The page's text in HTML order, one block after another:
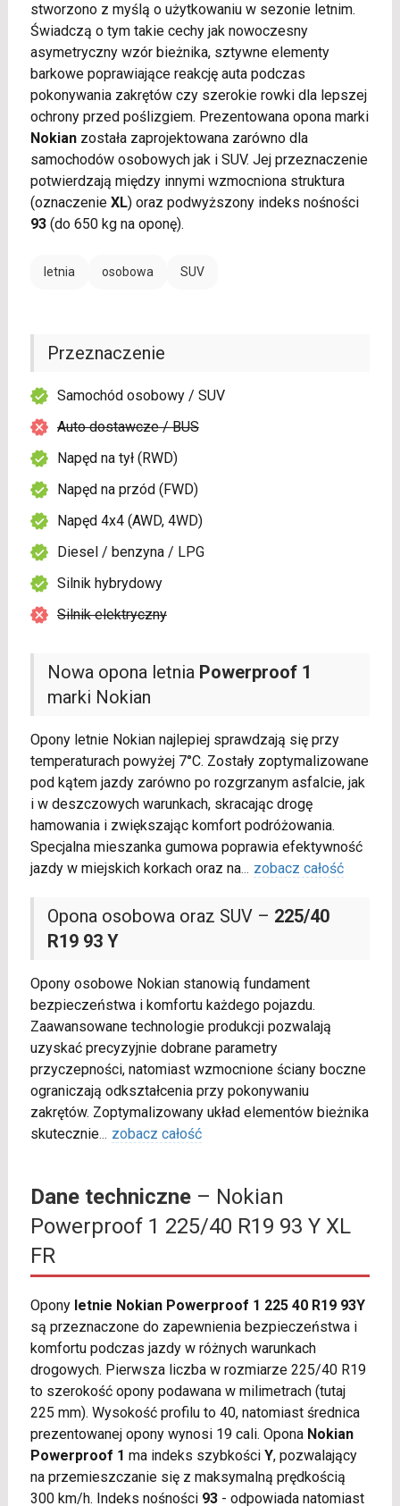
stworzono z myślą o użytkowaniu w sezonie letnim.
Świadczą o tym takie cechy jak nowoczesny
asymetryczny wzór bieżnika, sztywne elementy
barkowe poprawiające reakcję auta podczas
pokonywania zakrętów czy szerokie rowki dla lepszej
ochrony przed poślizgiem. Prezentowana opona marki
Nokianzostała zaprojektowana zarówno dla
samochodów osobowych jak i SUV. Jej przeznaczenie
potwierdzają między innymi wzmocniona struktura
(oznaczenie XL) oraz podwyższony indeks nośności
93(do 650 kg na oponę).
letnia osobowa SUV
Nowa opona letnia Powerproof 1
marki Nokian
Opony letnie Nokian najlepiej sprawdzają się przy
temperaturach powyżej 7°C. Zostały zoptymalizowane
pod kątem jazdy zarówno po rozgrzanym asfalcie, jak
i w deszczowych warunkach, skracając drogę
hamowania i zwiększając komfort podróżowania.
Specjalna mieszanka gumowa poprawia efektywność
jazdy w miejskich korkach oraz na... zobacz całość
Opona osobowa oraz SUV – 225/40
R19 93 Y
Opony osobowe Nokian stanowią fundament
bezpieczeństwa i komfortu każdego pojazdu.
Zaawansowane technologie produkcji pozwalają
uzyskać precyzyjnie dobrane parametry
przyczepności, natomiast wzmocnione ściany boczne
ograniczają odkształcenia przy pokonywaniu
zakrętów. Zoptymalizowany układ elementów bieżnika
skutecznie... zobacz całość
Przeznaczenie
Samochód osobowy / SUV
Auto dostawcze / BUS
Napęd na tył (RWD)
Napęd na przód (FWD)
Napęd 4x4 (AWD, 4WD)
Diesel / benzyna / LPG
Silnik hybrydowy
Silnik elektryczny
Dane techniczne– Nokian
Powerproof 1 225/40 R19 93 Y XL
FR
Opony letnie Nokian Powerproof 1 225 40 R19 93Y
są przeznaczone do zapewnienia bezpieczeństwa i
komfortu podczas jazdy w różnych warunkach
drogowych. Pierwsza liczba w rozmiarze 225/40 R19
to szerokość opony podawana w milimetrach (tutaj
225 mm). Wysokość profilu to 40, natomiast średnica
prezentowanej opony wynosi 19 cali. Opona Nokian
Powerproof 1 ma indeks szybkości Y, pozwalający
na przemieszczanie się z maksymalną prędkością
300 km/h. Indeks nośności 93- odpowiada natomiast